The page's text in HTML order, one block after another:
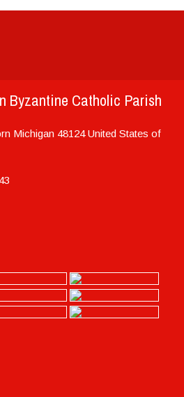
Byzantine Catholic Parish
Michigan 48124 United States of